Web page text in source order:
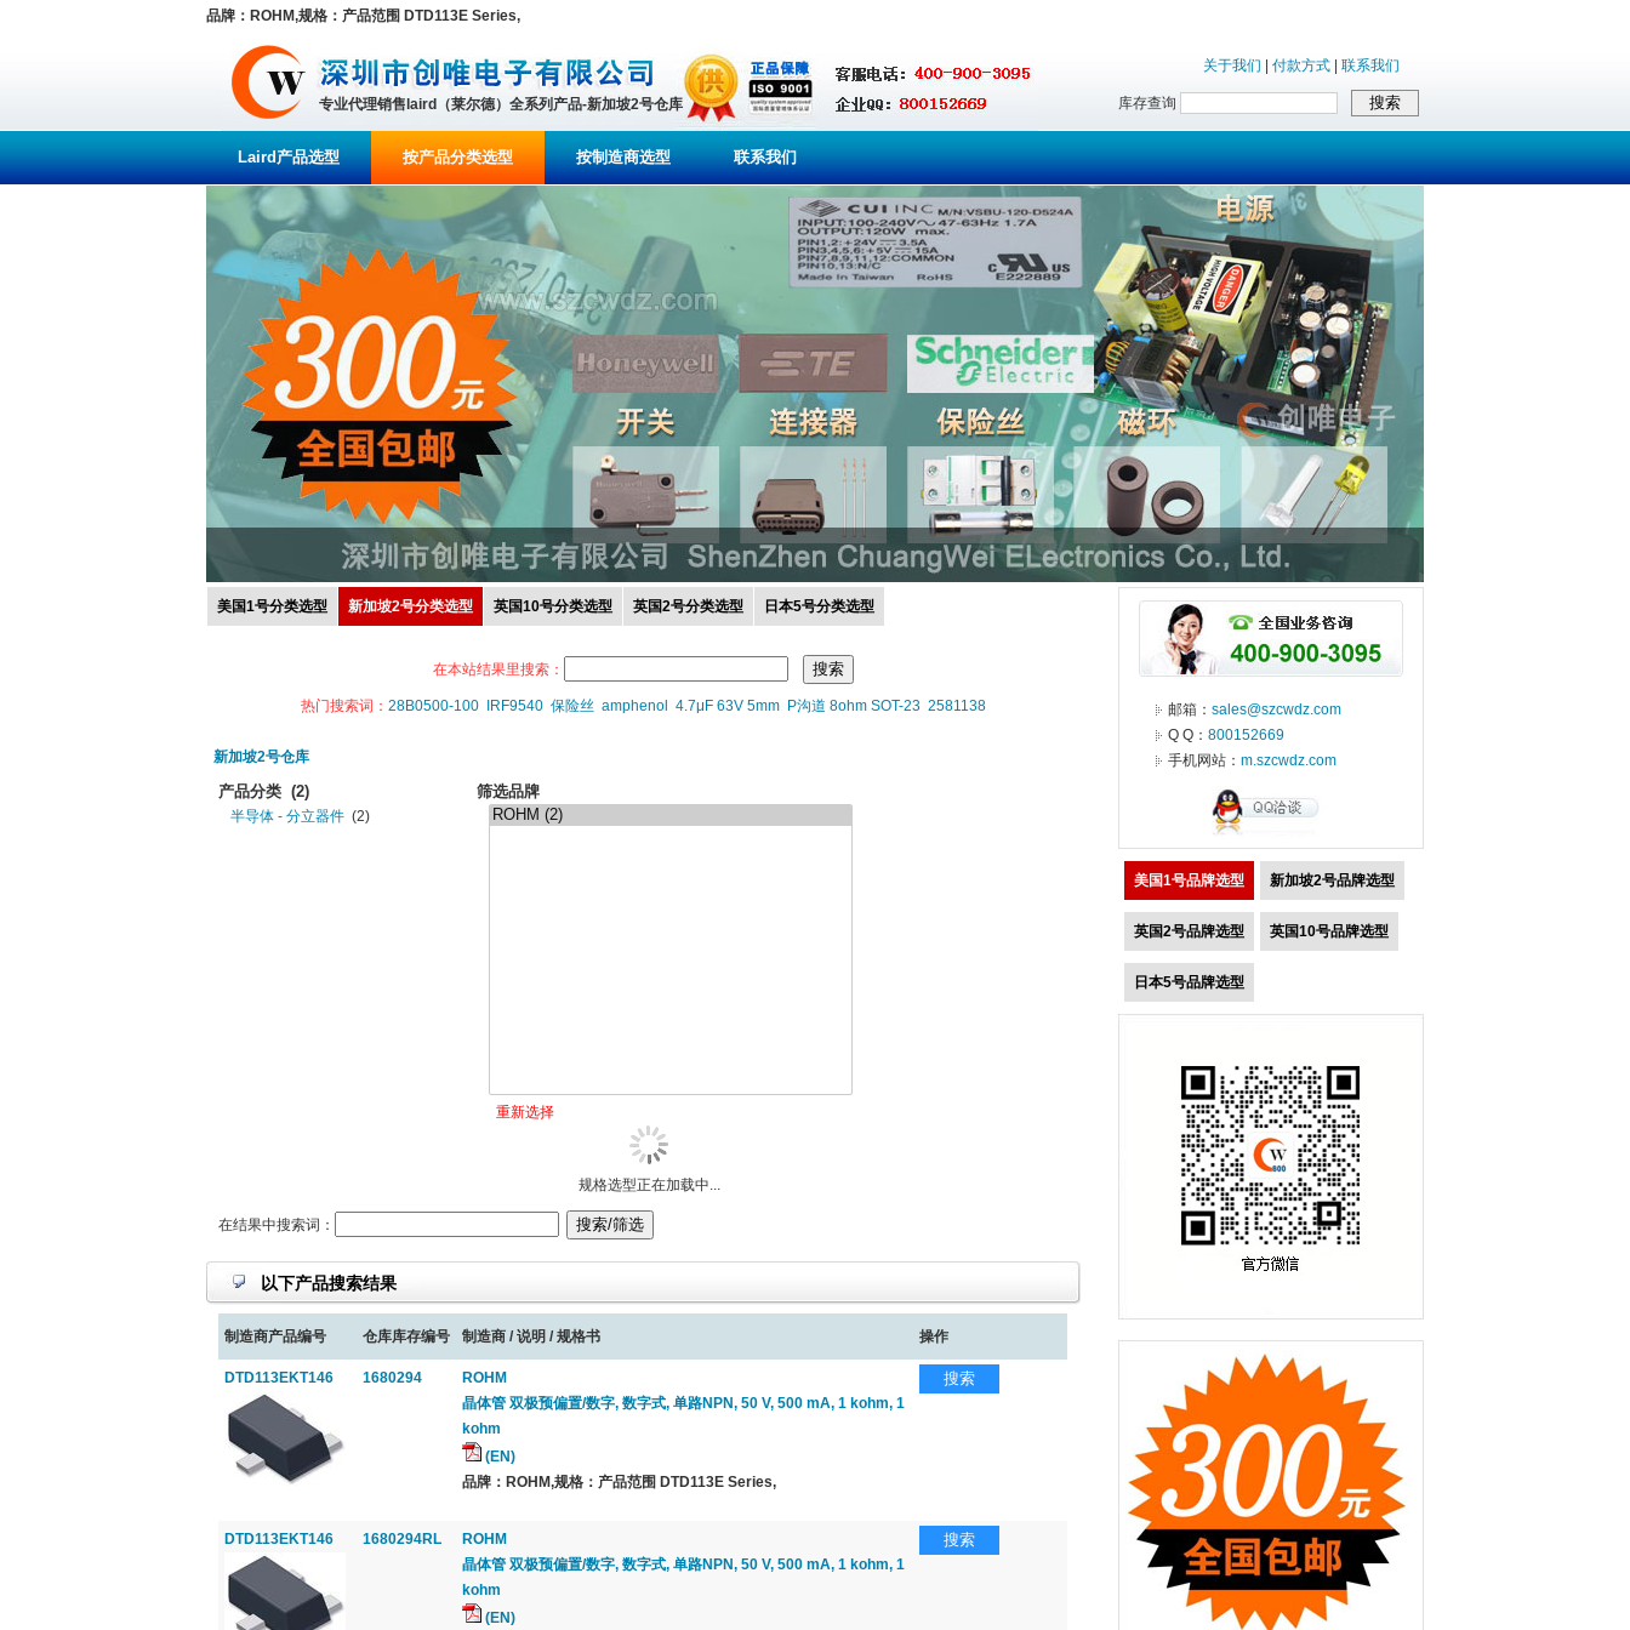
品牌：ROHM,规格：产品范围 DTD113E Series,
专业代理销售laird（莱尔德）全系列产品-新加坡2号仓库
关于我们 付款方式 联系我们
库存查询
Laird产品选型 按产品分类选型 按制造商选型 联系我们
美国1号分类选型 新加坡2号分类选型 英国10号分类选型 英国2号分类选型 日本5号分类选型
在本站结果里搜索：
热门搜索词： 28B0500-100 IRF9540 保险丝 amphenol 4.7μF 63V 5mm P沟道 8ohm SOT-23 2581138
新加坡2号仓库
产品分类 (2)
半导体 - 分立器件 (2)
筛选品牌
重新选择
规格选型正在加载中...
在结果中搜索词：
以下产品搜索结果
制造商产品编号 仓库库存编号 制造商 / 说明 / 规格书 操作
DTD113EKT146 1680294
ROHM
晶体管 双极预偏置/数字, 数字式, 单路NPN, 50 V, 500 mA, 1 kohm, 1
kohm
(EN)
品牌：ROHM,规格：产品范围 DTD113E Series,
搜索
DTD113EKT146 1680294RL
ROHM
晶体管 双极预偏置/数字, 数字式, 单路NPN, 50 V, 500 mA, 1 kohm, 1
kohm
(EN)
搜索
邮箱： sales@szcwdz.com
Q Q： 800152669
手机网站： m.szcwdz.com
美国1号品牌选型 新加坡2号品牌选型
英国2号品牌选型 英国10号品牌选型
日本5号品牌选型